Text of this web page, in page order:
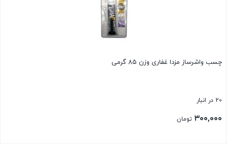
چسب واشرساز مزدا غفاری وزن ۸۵ گرمی
20 در انبار
۳۰۰,۰۰۰ تومان